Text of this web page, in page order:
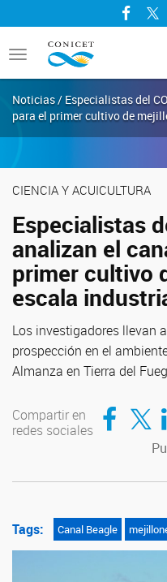
Toggle
navigation
Noticias / Especialistas del
para el primer cultivo de
CIENCIA Y ACUICULTURA
Especialistas
analizan el
primer cultivo
escala
Los investigadores llevan
prospección en el
Almanza en Tierra del
Compartir en
redes sociales
Compartir en
Tags: Canal Beagle